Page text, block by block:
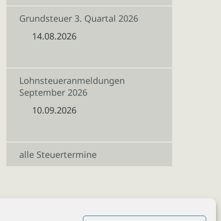
Grundsteuer 3. Quartal 2026
14.08.2026
Lohnsteueranmeldungen
September 2026
10.09.2026
alle Steuertermine